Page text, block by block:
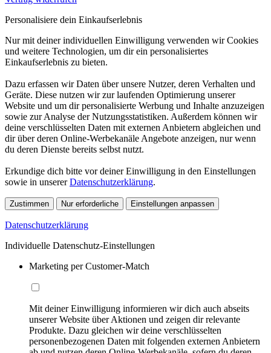
Personalisiere dein Einkaufserlebnis
Nur mit deiner individuellen Einwilligung verwenden wir Cookies
und weitere Technologien, um dir ein personalisiertes
Einkaufserlebnis zu bieten.
Dazu erfassen wir Daten über unsere Nutzer, deren Verhalten und
Geräte. Diese nutzen wir zur laufenden Optimierung unserer
Website und um dir personalisierte Werbung und Inhalte anzuzeigen
sowie zur Analyse der Nutzungsstatistiken. Außerdem können wir
deine verschlüsselten Daten mit externen Anbietern abgleichen und
dir über deren Online-Werbekanäle Angebote anzeigen, nur wenn
du deren Dienste bereits selbst nutzt.
Erkundige dich bitte vor deiner Einwilligung in den Einstellungen
sowie in unsererDatenschutzerklärung.
Zustimmen Nur erforderliche Einstellungen anpassen
Datenschutzerklärung
Individuelle Datenschutz-Einstellungen
Marketing per Customer-Match
Mit deiner Einwilligung informieren wir dich auch abseits
unserer Website über Aktionen und zeigen dir relevante
Produkte. Dazu gleichen wir deine verschlüsselten
personenbezogenen Daten mit folgenden externen Anbietern